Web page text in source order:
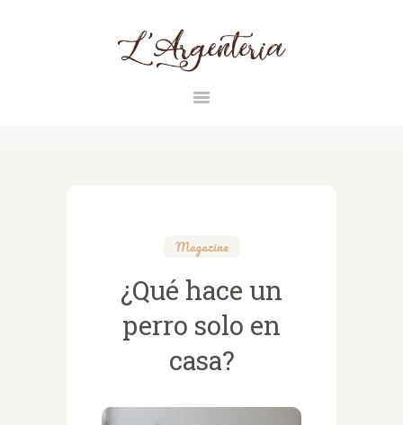
L'ARGENTERIA
Magazine
¿Qué hace un
perro solo en
casa?